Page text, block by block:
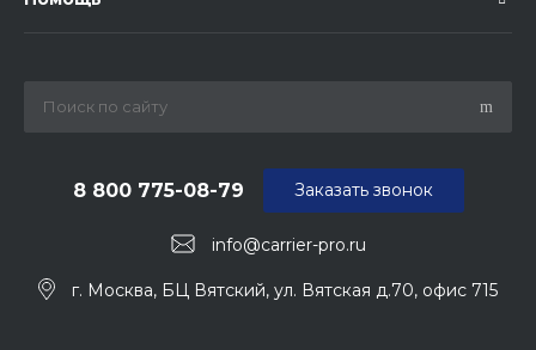
info@carrier-pro.ru
8 800 775-08-79
г. Москва, БЦ Вятский, ул. Вятская д.70, офис 715
Заказать звонок